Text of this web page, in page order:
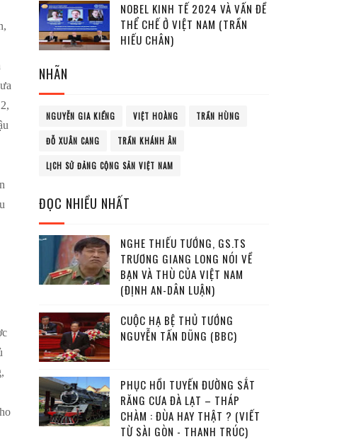
NOBEL KINH TẾ 2024 VÀ VẤN ĐỀ
THỂ CHẾ Ở VIỆT NAM (TRẦN
HIẾU CHÂN)
NHÃN
NGUYỄN GIA KIỂNG VIỆT HOÀNG TRẦN HÙNG
ĐỖ XUÂN CANG TRẦN KHÁNH ÂN
LỊCH SỬ ĐẢNG CỘNG SẢN VIỆT NAM
ĐỌC NHIỀU NHẤT
NGHE THIẾU TƯỚNG, GS.TS
TRƯƠNG GIANG LONG NÓI VỀ
BẠN VÀ THÙ CỦA VIỆT NAM
(ĐỊNH AN-DÂN LUẬN)
CUỘC HẠ BỆ THỦ TƯỚNG
NGUYỄN TẤN DŨNG (BBC)
PHỤC HỒI TUYẾN ĐƯỜNG SẮT
RĂNG CƯA ĐÀ LẠT – THÁP
CHÀM : ĐÙA HAY THẬT ? (VIẾT
TỪ SÀI GÒN - THANH TRÚC)